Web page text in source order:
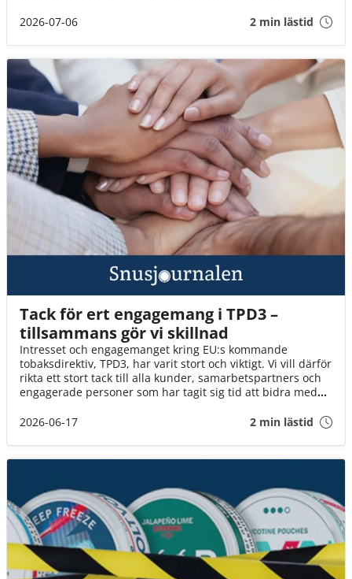
(för eget bruk och i rimlig mängd).
2026-07-06 2 min lästid
Tack för ert engagemang i TPD3 –
tillsammans gör vi skillnad
Intresset och engagemanget kring EU:s kommande
tobaksdirektiv, TPD3, har varit stort och viktigt. Vi vill därför
rikta ett stort tack till alla kunder, samarbetspartners och
engagerade personer som har tagit sig tid att bidra med
2026-06-17
2 min lästid